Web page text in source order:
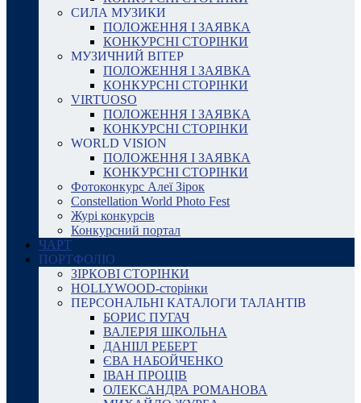
СИЛА МУЗИКИ
ПОЛОЖЕННЯ І ЗАЯВКА
КОНКУРСНІ СТОРІНКИ
МУЗИЧНИЙ ВІТЕР
ПОЛОЖЕННЯ І ЗАЯВКА
КОНКУРСНІ СТОРІНКИ
VIRTUOSO
ПОЛОЖЕННЯ І ЗАЯВКА
КОНКУРСНІ СТОРІНКИ
WORLD VISION
ПОЛОЖЕННЯ І ЗАЯВКА
КОНКУРСНІ СТОРІНКИ
Фотоконкурс Алеї Зірок
Constellation World Photo Fest
Журі конкурсів
Конкурсний портал
ЧАРТ
ПОРТФОЛІО
ЗІРКОВІ СТОРІНКИ
HOLLYWOOD-сторінки
ПЕРСОНАЛЬНІ КАТАЛОГИ ТАЛАНТІВ
БОРИС ПУГАЧ
ВАЛЕРІЯ ШКОЛЬНА
ДАНІІЛ РЕБЕРТ
ЄВА НАБОЙЧЕНКО
ІВАН ПРОЦІВ
ОЛЕКСАНДРА РОМАНОВА